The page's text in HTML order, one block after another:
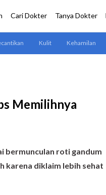
Memilihnya
bermunculan roti gandum
karena diklaim lebih sehat